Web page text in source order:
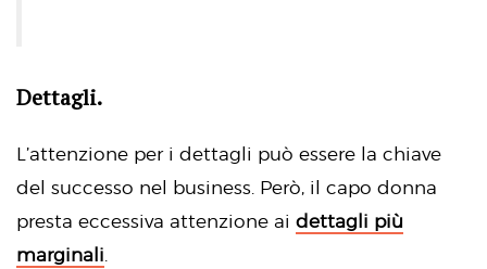
Dettagli.
L’attenzione per i dettagli può essere la chiave
del successo nel business. Però, il capo donna
presta eccessiva attenzione ai dettagli più
marginali